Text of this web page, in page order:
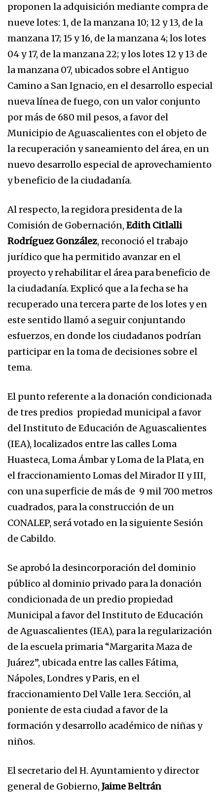
proponen la adquisición mediante compra de
nueve lotes: 1, de la manzana 10; 12 y 13, de la
manzana 17; 15 y 16, de la manzana 4; los lotes
04 y 17, de la manzana 22; y los lotes 12 y 13 de
la manzana 07, ubicados sobre el Antiguo
Camino a San Ignacio, en el desarrollo especial
nueva línea de fuego, con un valor conjunto
por más de 680 mil pesos, a favor del
Municipio de Aguascalientes con el objeto de
la recuperación y saneamiento del área, en un
nuevo desarrollo especial de aprovechamiento
y beneficio de la ciudadanía.
Al respecto, la regidora presidenta de la
Comisión de Gobernación, Edith Citlalli
Rodríguez González, reconoció el trabajo
jurídico que ha permitido avanzar en el
proyecto y rehabilitar el área para beneficio de
la ciudadanía. Explicó que a la fecha se ha
recuperado una tercera parte de los lotes y en
este sentido llamó a seguir conjuntando
esfuerzos, en donde los ciudadanos podrían
participar en la toma de decisiones sobre el
tema.
El punto referente a la donación condicionada
de tres predios propiedad municipal a favor
del Instituto de Educación de Aguascalientes
(IEA), localizados entre las calles Loma
Huasteca, Loma Ámbar y Loma de la Plata, en
el fraccionamiento Lomas del Mirador II y III,
con una superficie de más de 9 mil 700 metros
cuadrados, para la construcción de un
CONALEP, será votado en la siguiente Sesión
de Cabildo.
Se aprobó la desincorporación del dominio
público al dominio privado para la donación
condicionada de un predio propiedad
Municipal a favor del Instituto de Educación
de Aguascalientes (IEA), para la regularización
de la escuela primaria “Margarita Maza de
Juárez”, ubicada entre las calles Fátima,
Nápoles, Londres y Paris, en el
fraccionamiento Del Valle 1era. Sección, al
poniente de esta ciudad a favor de la
formación y desarrollo académico de niñas y
niños.
El secretario del H. Ayuntamiento y director
general de Gobierno, Jaime Beltrán